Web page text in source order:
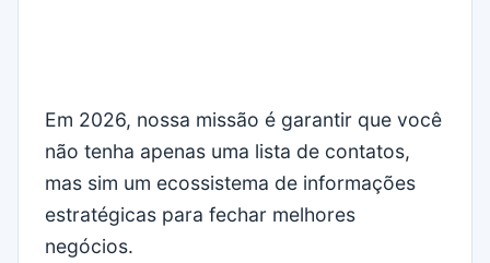
Em 2026, nossa missão é garantir que você
não tenha apenas uma lista de contatos,
mas sim um ecossistema de informações
estratégicas para fechar melhores
negócios.